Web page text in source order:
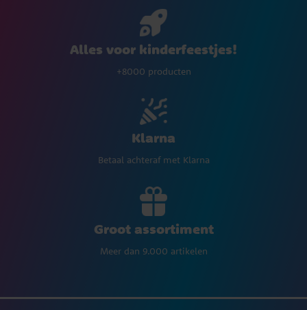
Alles voor kinderfeestjes!
+8000 producten
Klarna
Betaal achteraf met Klarna
Groot assortiment
Meer dan 9.000 artikelen